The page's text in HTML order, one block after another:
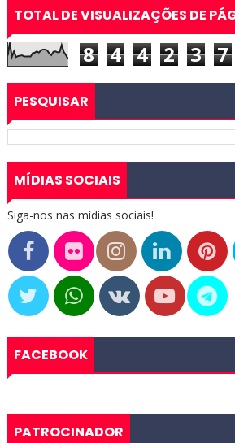
TOTAL DE VISUALIZAÇÕES DE
8 4 4 2 3 7
PESQUISAR
MÍDIAS SOCIAIS
Siga-nos nas mídias sociais!
FACEBOOK
PATROCINADOR